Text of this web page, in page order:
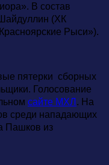
В состав
(ХК
Рыси»).
пятерки сборных
Голосование
сайте МХЛ . На
среди нападающих
Пашков из